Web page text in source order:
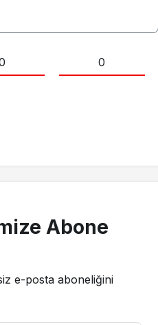
0
Abone
e-posta aboneliğini